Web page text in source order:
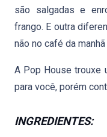
são salgadas e
frango. E outra
não no café da
A Pop House trouxe
para você, porém
INGREDIENTES: